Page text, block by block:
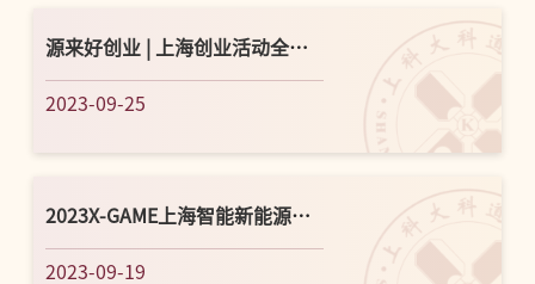
源来好创业 | 上海创业活动全攻
略（2023.9.25-9.30）
2023-09-25
2023X-GAME上海智能新能源汽
车大数据竞赛火热报名
2023-09-19